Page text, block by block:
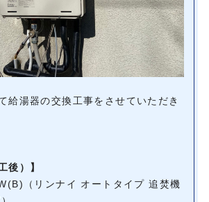
給湯器の交換工事をさせていただき
後）】
（リンナイ オートタイプ 追焚機